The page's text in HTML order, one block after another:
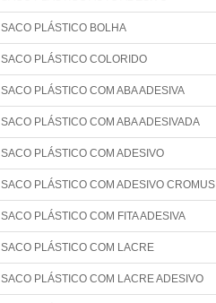
SACO PLÁSTICO BOLHA
SACO PLÁSTICO COLORIDO
SACO PLÁSTICO COM ABA ADESIVA
SACO PLÁSTICO COM ABA ADESIVADA
SACO PLÁSTICO COM ADESIVO
SACO PLÁSTICO COM ADESIVO CROMUS
SACO PLÁSTICO COM FITA ADESIVA
SACO PLÁSTICO COM LACRE
SACO PLÁSTICO COM LACRE ADESIVO